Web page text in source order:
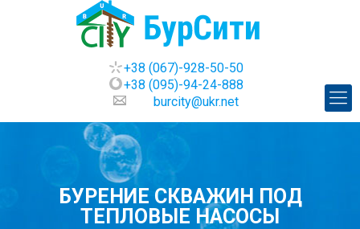
+38 (067)-928-50-50
+38 (095)-94-24-888
burcity@ukr.net
БУРЕНИЕ СКВАЖИН ПОД
ТЕПЛОВЫЕ НАСОСЫ